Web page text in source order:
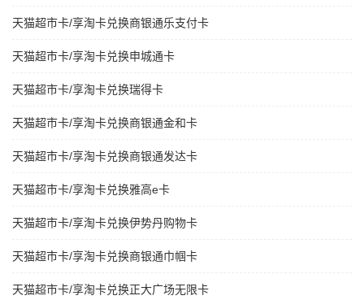
天猫超市卡/享淘卡兑换商银通乐支付卡
天猫超市卡/享淘卡兑换申城通卡
天猫超市卡/享淘卡兑换瑞得卡
天猫超市卡/享淘卡兑换商银通金和卡
天猫超市卡/享淘卡兑换商银通发达卡
天猫超市卡/享淘卡兑换雅高e卡
天猫超市卡/享淘卡兑换伊势丹购物卡
天猫超市卡/享淘卡兑换商银通巾帼卡
天猫超市卡/享淘卡兑换正大广场无限卡